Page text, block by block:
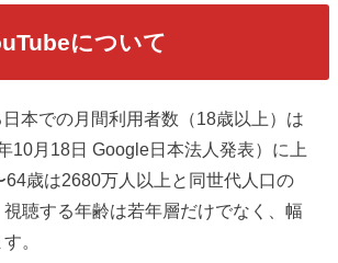
について
本での月間利用者数（18歳以上）は
10月18日 Google日本法人発表）に上
64歳は2680万人以上と同世代人口の
聴する年齢は若年層だけでなく、幅
。